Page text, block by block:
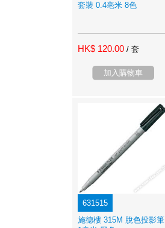
套裝 0.4亳米 8色
HK$ 120.00 / 套
加入購物車
631515
施德樓 315M 脫色投影筆